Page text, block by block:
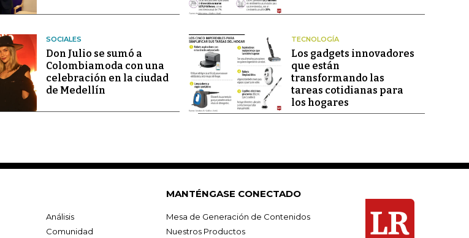
SOCIALES
Don Julio se sumó a
Colombiamoda con una
celebración en la ciudad
de Medellín
TECNOLOGÍA
Los gadgets innovadores
que están
transformando las
tareas cotidianas para
los hogares
Análisis
Comunidad
MANTÉNGASE CONECTADO
Mesa de Generación de Contenidos
Nuestros Productos